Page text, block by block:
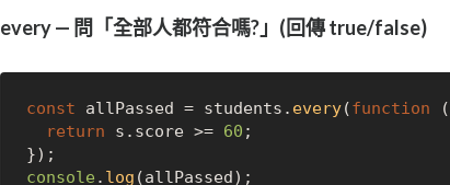
every — 問「全部人都符合嗎?」(回傳 true/false)
const allPassed = students. every(function (
return s. score >= 60 ;
console . log